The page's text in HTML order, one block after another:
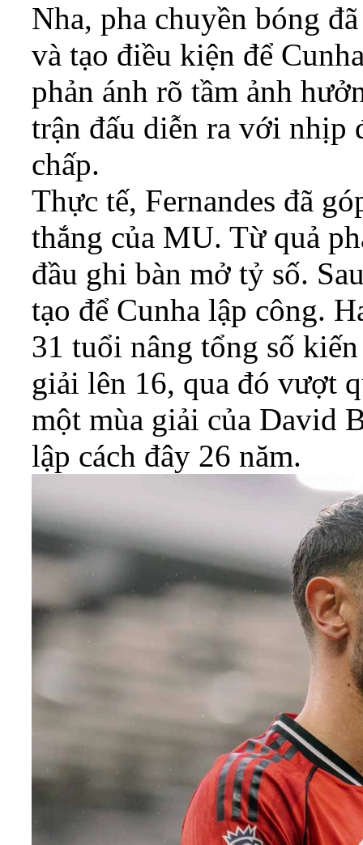
Nha, pha chuyền bóng
và tạo điều kiện để
phản ánh rõ tầm ảnh
trận đấu diễn ra với nhịp
chấp.
Thực tế, Fernandes đã
thắng của MU. Từ quả
đầu ghi bàn mở tỷ số.
tạo để Cunha lập công.
31 tuổi nâng tổng số
giải lên 16, qua đó vượt
một mùa giải của David
lập cách đây 26 năm.